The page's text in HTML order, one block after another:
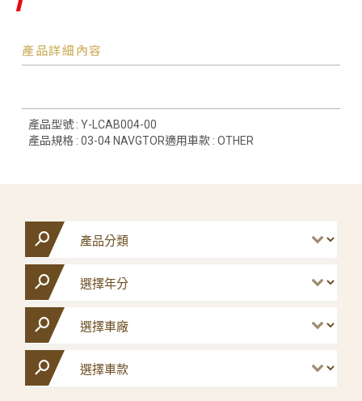
產品詳細內容
產品型號 : Y-LCAB004-00
產品規格 : 03-04 NAVGTOR適用車款 : OTHER